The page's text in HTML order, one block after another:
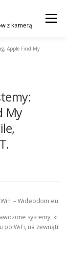
z kamerą
Menu
WARSZAWA
Apple Find My
My
– Wideodom.eu
systemy, kt
po WiFi, na zewnątr